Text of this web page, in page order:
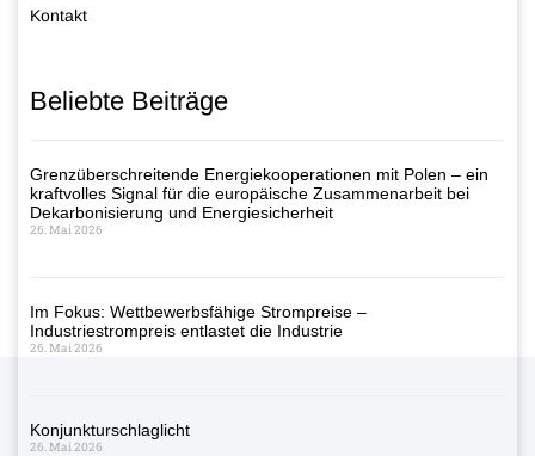
Kontakt
Beliebte Beiträge
Grenzüberschreitende Energiekooperationen mit Polen – ein
kraftvolles Signal für die europäische Zusammenarbeit bei
Dekarbonisierung und Energiesicherheit
26. Mai 2026
Im Fokus: Wettbewerbsfähige Strompreise –
Industriestrompreis entlastet die Industrie
26. Mai 2026
Konjunkturschlaglicht
26. Mai 2026